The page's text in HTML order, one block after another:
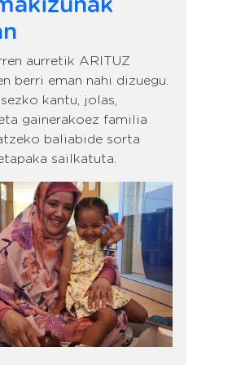
aurretik ARITUZ
berri eman nahi dizuegu.
kantu, jolas,
gainerakoez familia
baliabide sorta
sailkatuta.